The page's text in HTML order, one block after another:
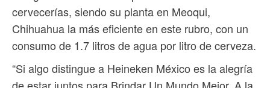
cervecerías, siendo su planta en Meoqui,
Chihuahua la más eficiente en este rubro, con un
consumo de 1.7 litros de agua por litro de cerveza.
“Si algo distingue a Heineken México es la alegría